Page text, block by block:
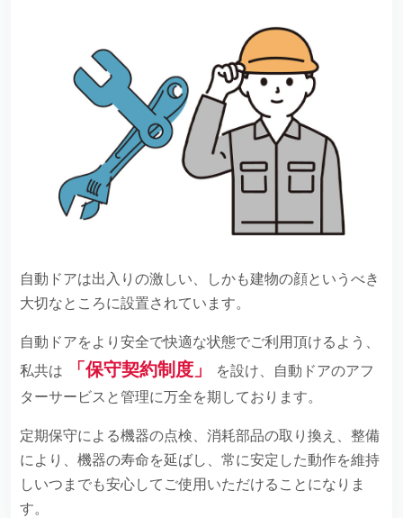
自動ドアは出入りの激しい、しかも建物の顔というべき
大切なところに設置されています。
自動ドアをより安全で快適な状態でご利用頂けるよう、
私共は
「保守契約制度」
を設け、自動ドアのアフ
ターサービスと管理に万全を期しております。
定期保守による機器の点検、消耗部品の取り換え、整備
により、機器の寿命を延ばし、常に安定した動作を維持
しいつまでも安心してご使用いただけることになりま
す。